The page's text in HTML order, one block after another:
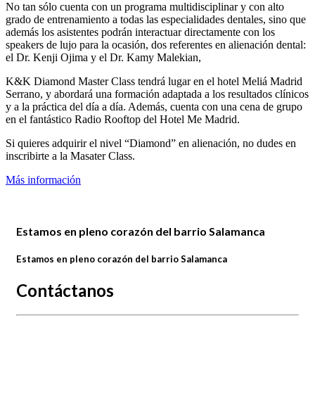
No tan sólo cuenta con un programa multidisciplinar y con alto
grado de entrenamiento a todas las especialidades dentales, sino que
además los asistentes podrán interactuar directamente con los
speakers de lujo para la ocasión, dos referentes en alienación dental:
el Dr. Kenji Ojima y el Dr. Kamy Malekian,
K&K Diamond Master Class tendrá lugar en el hotel Meliá Madrid
Serrano, y abordará una formación adaptada a los resultados clínicos
y a la práctica del día a día. Además, cuenta con una cena de grupo
en el fantástico Radio Rooftop del Hotel Me Madrid.
Si quieres adquirir el nivel “Diamond” en alienación, no dudes en
inscribirte a la Masater Class.
Más información
Estamos en pleno corazón del barrio Salamanca
Estamos en pleno corazón del barrio Salamanca
Contáctanos